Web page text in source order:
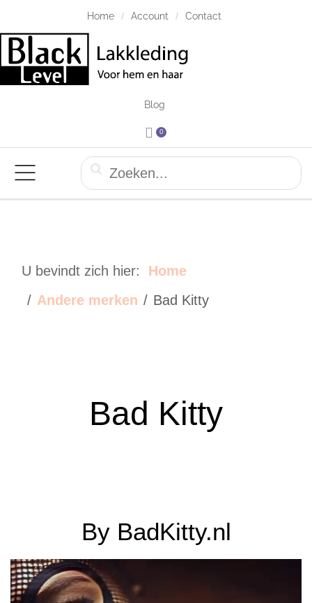
Home Account Contact
Blog
0
U bevindt zich hier: Home
Andere merken
Bad Kitty
Bad Kitty
By BadKitty.nl